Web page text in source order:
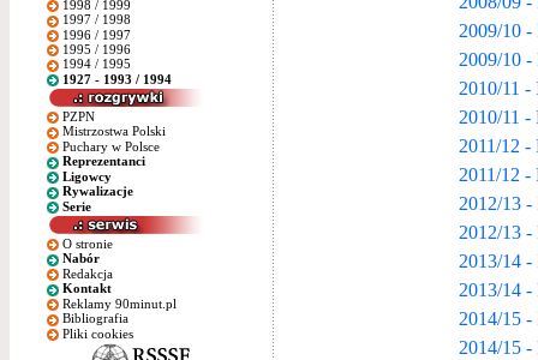
1998 / 1999
1997 / 1998
1996 / 1997
1995 / 1996
1994 / 1995
1927 - 1993 / 1994
PZPN
Mistrzostwa Polski
Puchary w Polsce
Reprezentanci
Ligowcy
Rywalizacje
Serie
O stronie
Nabór
Redakcja
Kontakt
Reklamy 90minut.pl
Bibliografia
Pliki cookies
2009/10 -
2009/10
2010/11 -
2010/11 -
2011/12 -
2011/12 -
2012/13 -
2012/13
2013/14 -
2013/14
2014/15 -
2014/15